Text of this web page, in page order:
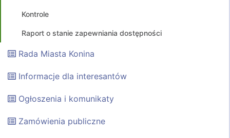
Kontrole
Raport o stanie zapewniania dostępności
Rada Miasta Konina
Informacje dla interesantów
Ogłoszenia i komunikaty
Zamówienia publiczne